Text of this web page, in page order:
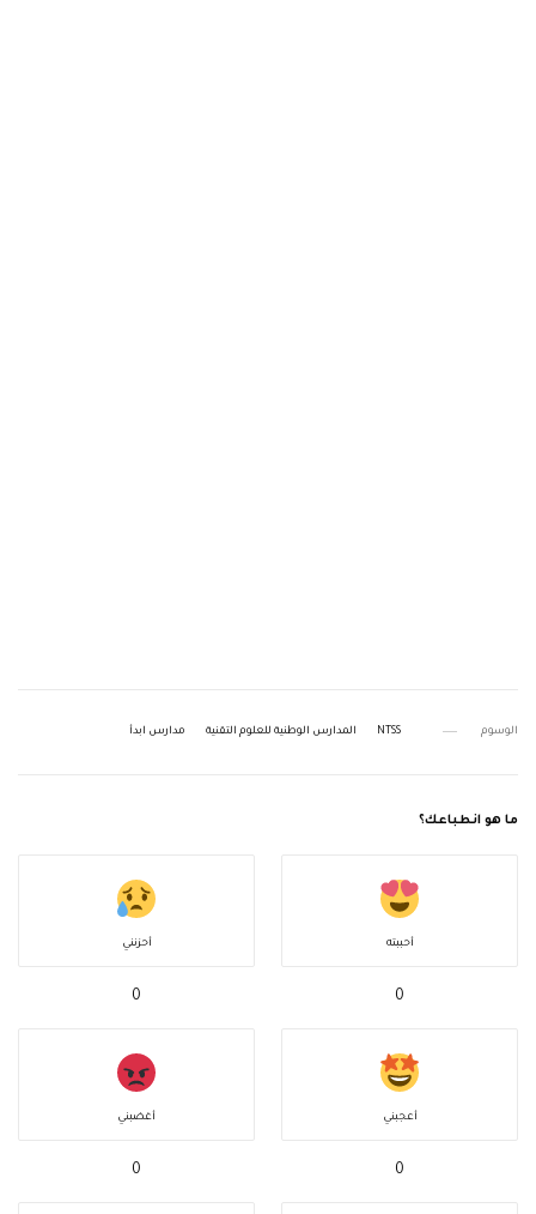
الوسوم NTSS المدارس الوطنية للعلوم التقنية مدارس ابدأ
ما هو انطباعك؟
أحببته
0
أحزنني
0
أعجبني
0
أغضبني
0